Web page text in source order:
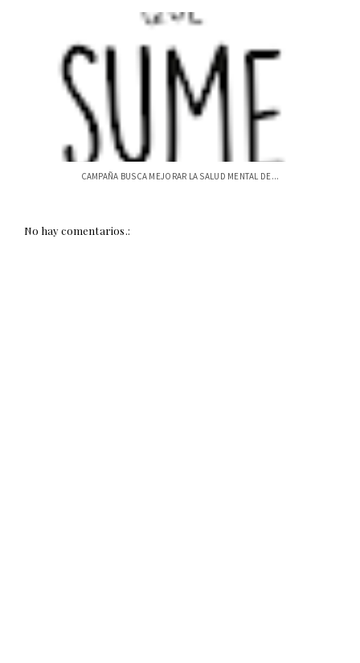
CAMPAÑA BUSCA MEJORAR LA SALUD MENTAL DE...
No hay comentarios.: